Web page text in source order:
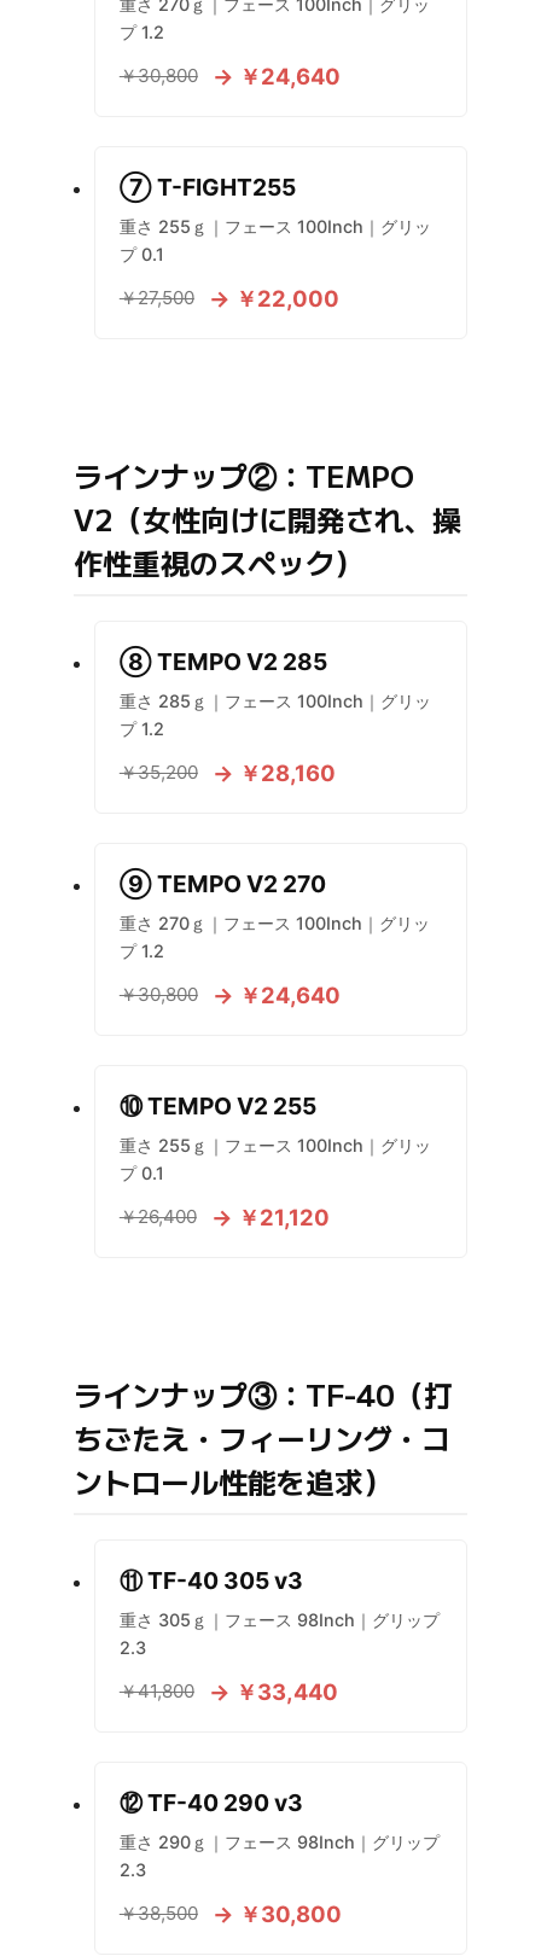
プ 1.2
￥30,800 → ￥24,640
⑦ T-FIGHT255
重さ 255ｇ｜フェース 100Inch｜グリッ
プ 0.1
￥27,500 → ￥22,000
ラインナップ②：TEMPO
V2（女性向けに開発され、操
作性重視のスペック）
⑧ TEMPO V2 285
重さ 285ｇ｜フェース 100Inch｜グリッ
プ 1.2
￥35,200 → ￥28,160
⑨ TEMPO V2 270
重さ 270ｇ｜フェース 100Inch｜グリッ
プ 1.2
￥30,800 → ￥24,640
⑩ TEMPO V2 255
重さ 255ｇ｜フェース 100Inch｜グリッ
プ 0.1
￥26,400 → ￥21,120
ラインナップ③：TF-40（打
ちごたえ・フィーリング・コ
ントロール性能を追求）
⑪ TF-40 305 v3
重さ 305ｇ｜フェース 98Inch｜グリップ
2.3
￥41,800 → ￥33,440
⑫ TF-40 290 v3
重さ 290ｇ｜フェース 98Inch｜グリップ
2.3
￥38,500 → ￥30,800